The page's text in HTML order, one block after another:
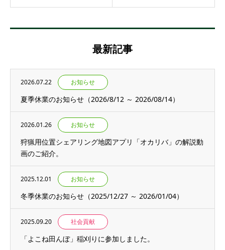
最新記事
2026.07.22 お知らせ
夏季休業のお知らせ（2026/8/12 ～ 2026/08/14）
2026.01.26 お知らせ
狩猟用位置シェアリング地図アプリ「オカリバ」の解説動
画のご紹介。
2025.12.01 お知らせ
冬季休業のお知らせ（2025/12/27 ～ 2026/01/04）
2025.09.20 社会貢献
「よこね田んぼ」稲刈りに参加しました。